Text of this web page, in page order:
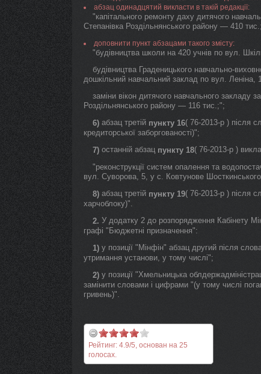
абзац одинадцятий викласти в такій редакції:
"капітального ремонту даху дитячого
Степанівка Роздільнянського району — 410
доповнити пункт абзацами такого змісту:
"будівництва школи на 420 учнів по вул.
будівництва Граденицького навчально-
дошкільний навчальний заклад по вул. Леніна,
заміни вікон дитячого навчального закладу
Роздільнянського району — 116 тис.;";
6) абзац третій пункту 16( 76-2013-р ) після
кредиторської заборгованості)";
7) останній абзац пункту 18( 76-2013-р )
"реконструкції систем опалення та
вул. Суворова, 5, у с. Ковтунове
8) абзац третій пункту 19( 76-2013-р ) після
харчоблоку)".
2. У додатку 2 до розпорядження Кабінету
графі "Бюджетні призначення":
1) у позиції "Мінфін" абзац другий після
утримання установи, у тому числі";
2) у позиції "Хмельницька
замінити словами і цифрами "(у тому числі
гривень)".
Рейтинг: 4.9/5, основан на 25
голосах.